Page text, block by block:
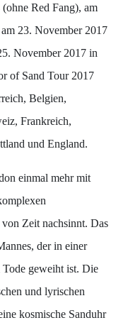
Red Fang), am
23. November 2017
November 2017 in
of Sand Tour 2017
Belgien,
Frankreich,
und England.
einmal mehr mit
Zeit nachsinnt. Das
der in einer
geweiht ist. Die
und lyrischen
kosmische Sanduhr